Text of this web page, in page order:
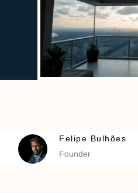
Felipe Bulhões
Founder